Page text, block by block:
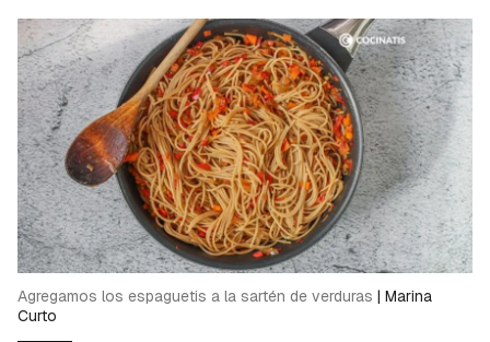
Agregamos los espaguetis a la sartén de verduras | Marina
Curto